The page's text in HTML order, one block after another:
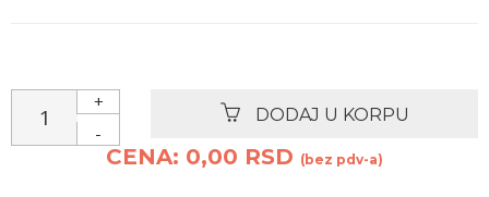
+
-
DODAJ U KORPU
CENA: 0,00 RSD (bez pdv-a)